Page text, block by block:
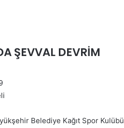
ŞEVVAL DEVRİM
Belediye Kağıt Spor Kulübü